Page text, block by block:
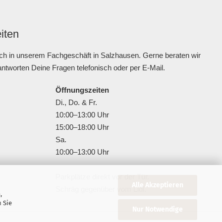
Sie
Alle Akzeptieren
Nur Notwendige
in unserem Fachgeschäft in Salzhausen. Gerne beraten wir
Deine Fragen telefonisch oder per E-Mail.
Öffnungszeiten
Di., Do. & Fr.
10:00–13:00 Uhr
15:00–18:00 Uhr
Sa.
10:00–13:00 Uhr
Parkplätze direkt vor der Tür.
Schräg gegenüber vom Lidl.